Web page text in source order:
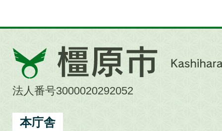
橿
原
市
City
法人番号3000020292052
本庁舎